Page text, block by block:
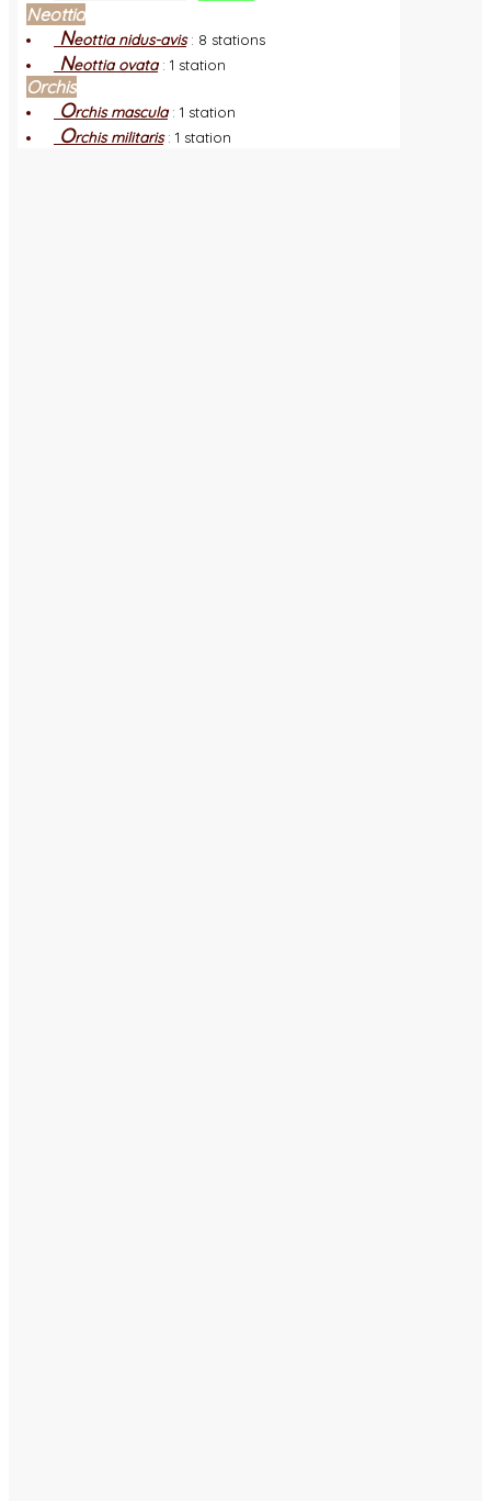
Neottia
Neottia nidus-avis: 8 stations
Neottia ovata: 1 station
Orchis
Orchis mascula: 1 station
Orchis militaris: 1 station